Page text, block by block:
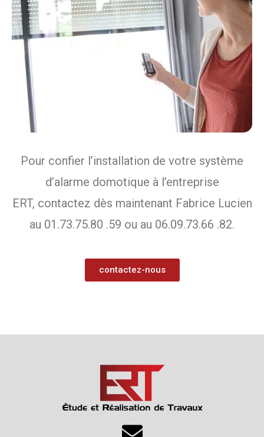
Pour confier l’installation de votre système
d’alarme domotique à l’entreprise
ERT, contactez dès maintenant Fabrice Lucien
au 01.73.75.80 .59 ou au 06.09.73.66 .82.
contactez-nous